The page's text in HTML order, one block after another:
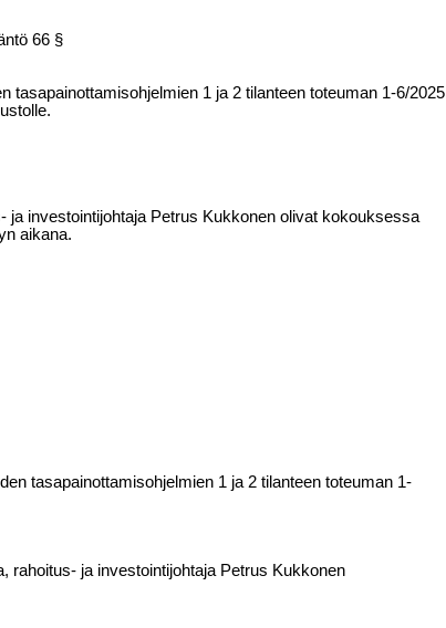
66 §
tasapainottamisohjelmien 1 ja 2 tilanteen toteuman 1-6/2025
ja investointijohtaja Petrus Kukkonen olivat kokouksessa
aikana.
tasapainottamisohjelmien 1 ja 2 tilanteen toteuman 1-
rahoitus- ja investointijohtaja Petrus Kukkonen